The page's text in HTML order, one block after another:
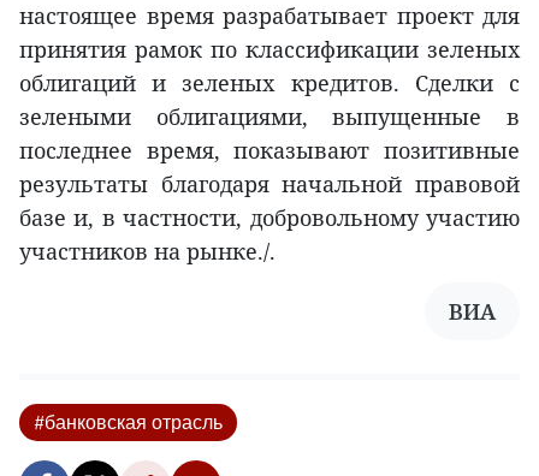
настоящее время разрабатывает проект для
принятия рамок по классификации зеленых
облигаций и зеленых кредитов. Сделки с
зелеными облигациями, выпущенные в
последнее время, показывают позитивные
результаты благодаря начальной правовой
базе и, в частности, добровольному участию
участников на рынке./.
ВИА
#банковская отрасль